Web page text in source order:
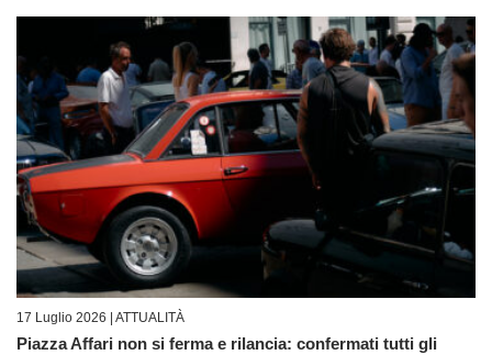
17 Luglio 2026 | ATTUALITÀ
Piazza Affari non si ferma e rilancia: confermati tutti gli